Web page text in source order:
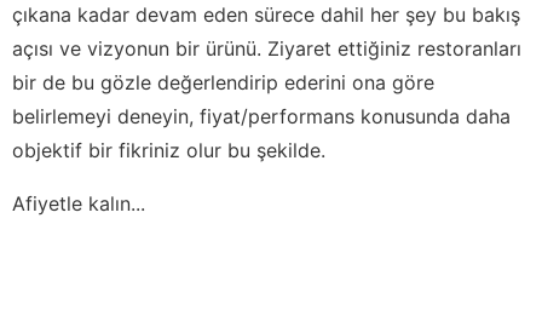
çıkana kadar devam eden sürece dahil her şey bu bakış
açısı ve vizyonun bir ürünü. Ziyaret ettiğiniz restoranları
bir de bu gözle değerlendirip ederini ona göre
belirlemeyi deneyin, fiyat/performans konusunda daha
objektif bir fikriniz olur bu şekilde.
Afiyetle kalın...